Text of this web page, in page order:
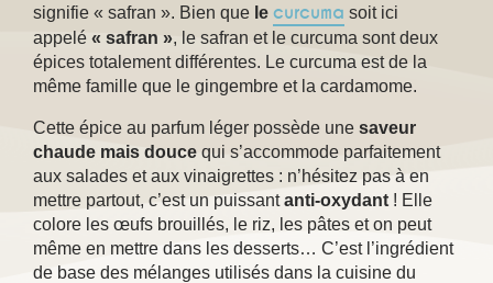
signifie « safran ». Bien que le curcuma soit ici
appelé « safran », le safran et le curcuma sont deux
épices totalement différentes. Le curcuma est de la
même famille que le gingembre et la cardamome.
Cette épice au parfum léger possède une saveur
chaude mais douce qui s’accommode parfaitement
aux salades et aux vinaigrettes : n’hésitez pas à en
mettre partout, c’est un puissantanti-oxydant ! Elle
colore les œufs brouillés, le riz, les pâtes et on peut
même en mettre dans les desserts… C’est l’ingrédient
de base des mélanges utilisés dans la cuisine du